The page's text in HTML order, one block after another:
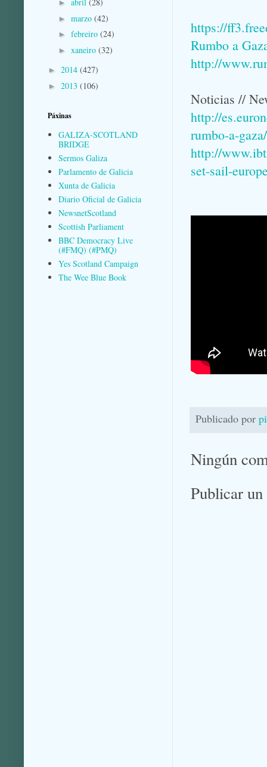
https://
Rumbo a
http://
Noticias //
http://
rumbo-a-gaza/
http://
set-sail-
Publicado por
Ningún
Publicar
►
► marzo (42)
► febreiro (24)
► xaneiro (32)
► 2014 (427)
► 2013 (106)
Páxinas
GALIZA-SCOTLAND
BRIDGE
Sermos Galiza
Parlamento de Galicia
Xunta de Galicia
Diario Oficial de Galicia
NewsnetScotland
Scottish Parliament
BBC Democracy Live
(#FMQ) (#PMQ)
Yes Scotland Campaign
The Wee Blue Book